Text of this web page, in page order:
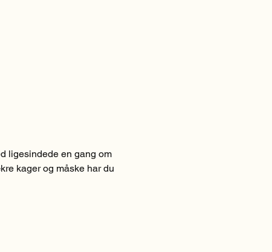
ligesindede en gang om
kager og måske har du